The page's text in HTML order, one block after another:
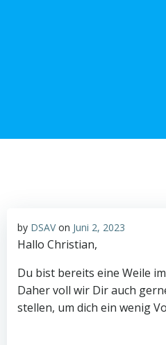
by DSAV on Juni 2, 2023
Hallo Christian,
Du bist bereits eine Weile
Daher voll wir Dir auch
stellen, um dich ein wenig